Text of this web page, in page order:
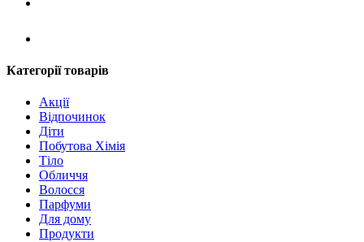
Категорії товарів
Акції
Відпочинок
Діти
Побутова Хімія
Тіло
Обличчя
Волосся
Парфуми
Для дому
Продукти